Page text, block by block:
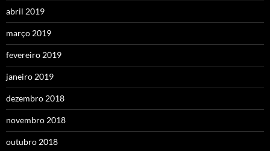
abril 2019
março 2019
fevereiro 2019
janeiro 2019
dezembro 2018
novembro 2018
outubro 2018